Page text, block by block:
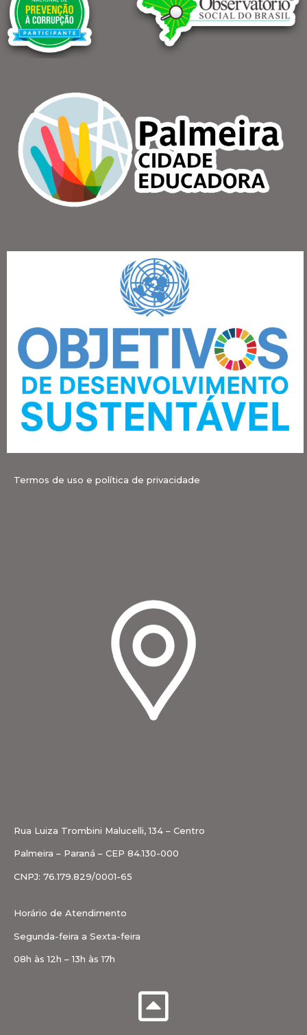
Termos de uso e política de privacidade
Rua Luiza Trombini Malucelli, 134 – Centro
Palmeira – Paraná – CEP 84.130-000
CNPJ: 76.179.829/0001-65
Horário de Atendimento
Segunda-feira a Sexta-feira
08h às 12h – 13h às 17h